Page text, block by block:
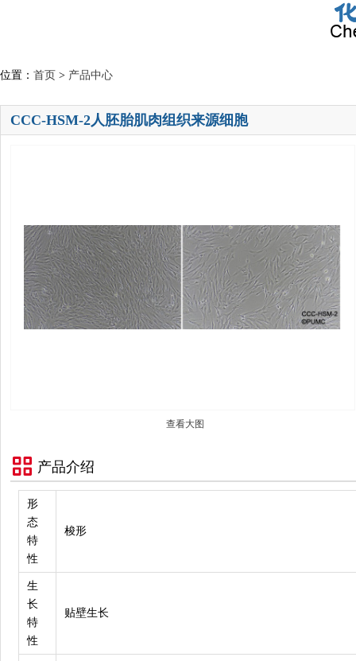
位置： 首页 > 产品中心
CCC-HSM-2人胚胎肌肉组织来源细胞
查看大图
产品介绍
形
态
特
性
梭形
生
长
特
性
贴壁生长